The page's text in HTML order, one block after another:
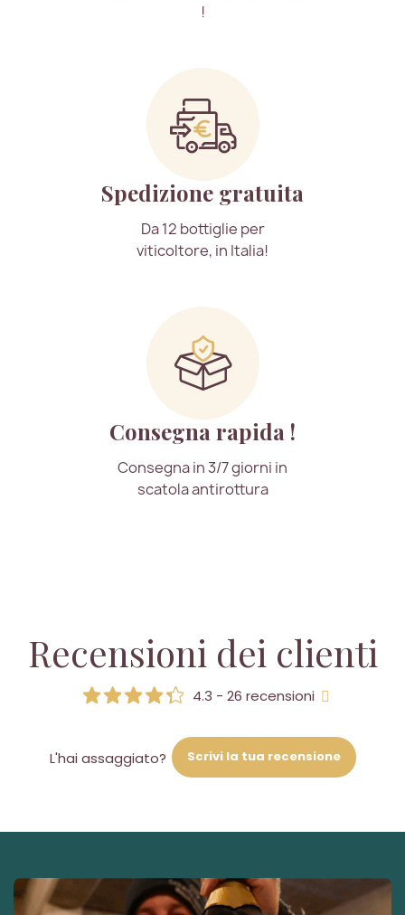
!
Spedizione gratuita
Da 12 bottiglie per
viticoltore, in Italia!
Consegna rapida !
Consegna in 3/7 giorni in
scatola antirottura
Recensioni dei clienti
4.3 - 26 recensioni
L'hai assaggiato? Scrivi la tua recensione